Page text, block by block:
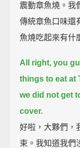
震動章魚燒。我
傳統章魚口味還
魚燒吃起來有什
All right, you
things to eat at
we did not get
cover.
好啦，大夥們，
束。我知道我們